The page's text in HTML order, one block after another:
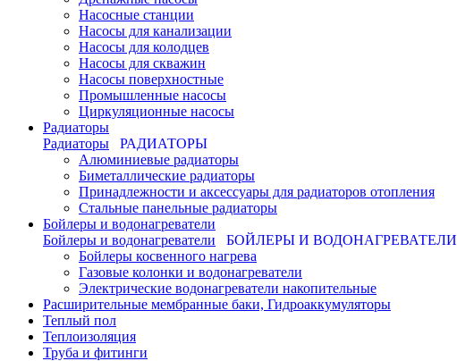
Насосные станции
Насосы для канализации
Насосы для колодцев
Насосы для скважин
Насосы поверхностные
Промышленные насосы
Циркуляционные насосы
Радиаторы
Радиаторы
РАДИАТОРЫ
Алюминиевые радиаторы
Биметаллические радиаторы
Принадлежности и аксессуары для радиаторов отопления
Стальные панельные радиаторы
Бойлеры и водонагреватели
Бойлеры и водонагреватели
БОЙЛЕРЫ И ВОДОНАГРЕВАТЕЛИ
Бойлеры косвенного нагрева
Газовые колонки и водонагреватели
Электрические водонагреватели накопительные
Расширительные мембранные баки, Гидроаккумуляторы
Теплый пол
Теплоизоляция
Труба и фитинги